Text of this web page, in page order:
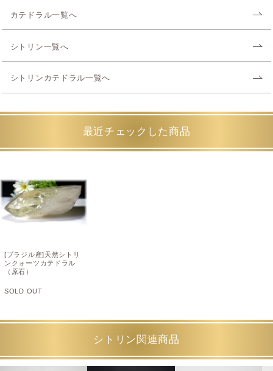
カテドラル一覧へ
シトリン一覧へ
シトリンカテドラル一覧へ
最近チェックした商品
[ブラジル産]天然シトリ
ンクォーツカテドラル
（原石）
SOLD OUT
シトリン関連商品